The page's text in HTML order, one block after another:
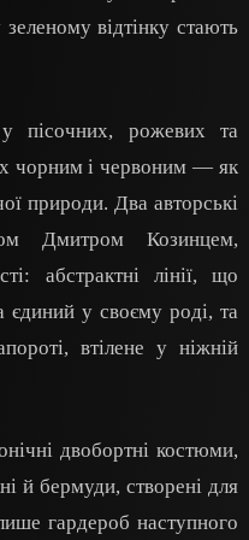
відтінку стають
у пісочних, рожевих та
чорним і червоним — як
природи. Два авторські
Дмитром Козинцем,
абстрактні лінії, що
у своєму роді, та
втілене у ніжній
двобортні костюми,
й бермуди, створені для
гардероб наступного